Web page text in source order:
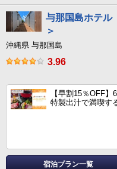
与那国島ホテ
＞
沖縄県 与那国島
3.96
【早割15％OFF
特製出汁で満喫す
宿泊プラン一覧